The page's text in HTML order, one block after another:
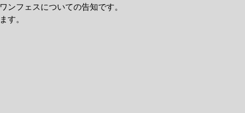
ンフェスについての告知です。
す。